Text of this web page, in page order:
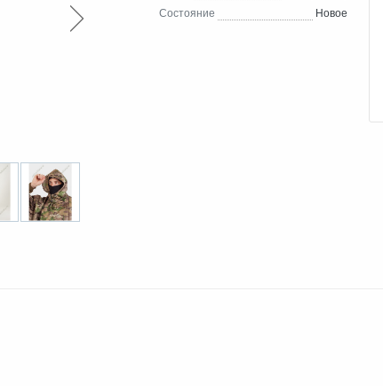
Состояние
Новое